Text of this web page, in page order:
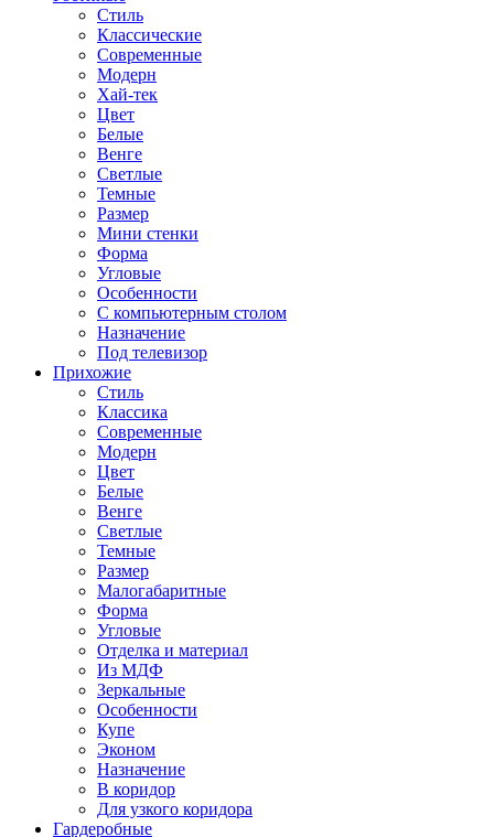
Стиль
Классические
Современные
Модерн
Хай-тек
Цвет
Белые
Венге
Светлые
Темные
Размер
Мини стенки
Форма
Угловые
Особенности
С компьютерным столом
Назначение
Под телевизор
Прихожие
Стиль
Классика
Современные
Модерн
Цвет
Белые
Венге
Светлые
Темные
Размер
Малогабаритные
Форма
Угловые
Отделка и материал
Из МДФ
Зеркальные
Особенности
Купе
Эконом
Назначение
В коридор
Для узкого коридора
Гардеробные